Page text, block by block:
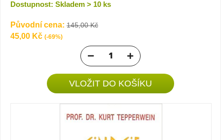
Dostupnost: Skladem > 10 ks
Původní cena: 145,00 Kč
45,00 Kč (-69%)